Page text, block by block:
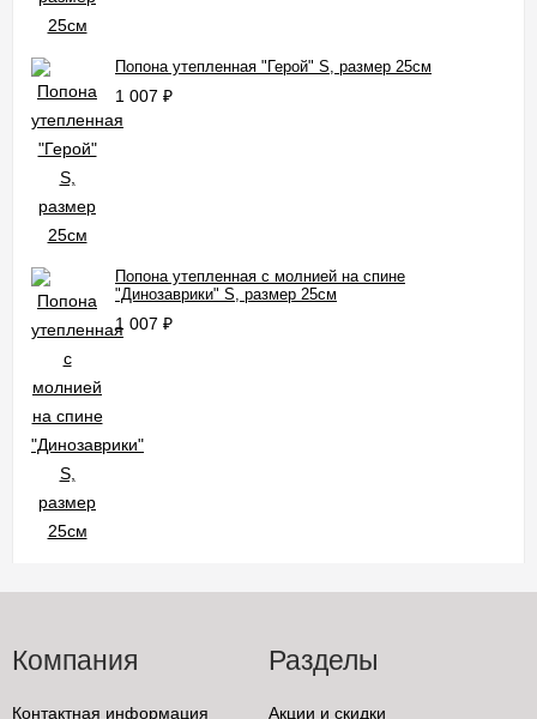
Попона утепленная "Герой" S, размер 25см
1 007 ₽
Попона утепленная с молнией на спине
"Динозаврики" S, размер 25см
1 007 ₽
Компания
Контактная информация
Разделы
Акции и скидки